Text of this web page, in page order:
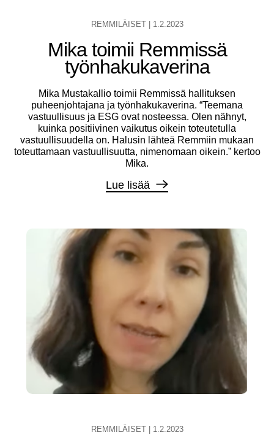
REMMILÄISET 1.2.2023
Mika toimii Remmissä
työnhakukaverina
Mika Mustakallio toimii Remmissä hallituksen
puheenjohtajana ja työnhakukaverina. “Teemana
vastuullisuus ja ESG ovat nosteessa. Olen nähnyt,
kuinka positiivinen vaikutus oikein toteutetulla
vastuullisuudella on. Halusin lähteä Remmiin mukaan
toteuttamaan vastuullisuutta, nimenomaan oikein.” kertoo
Mika.
Lue lisää
REMMILÄISET 1.2.2023